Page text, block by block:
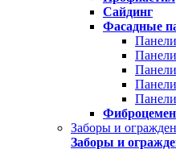
Сайдинг
Фасадные
Заборы и
Заборы и